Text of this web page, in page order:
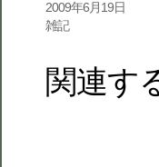
2009年6月19日
雑記
関連す